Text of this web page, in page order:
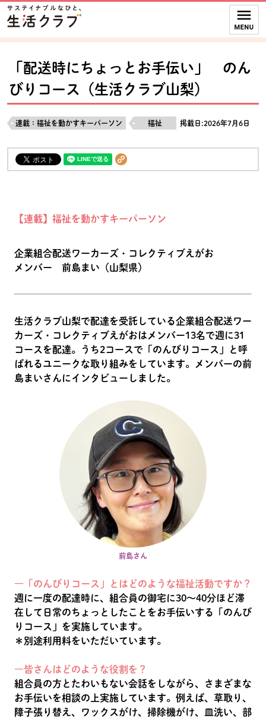
ページの先頭です。
本文へジャンプする。
ここからサイト内共通メニューです。
サイト内共通メニューをスキップする
サイト内共通メニューここまで。
「配送時にちょっとお手伝い」 のん
びりコース（生活クラブ山梨）
連載：福祉を動かすキーパーソン 福祉 掲載日:2026年7月6日
【連載】福祉を動かすキーパーソン
企業組合配送ワーカーズ・コレクティブえがお
メンバー 前島まい（山梨県）
生活クラブ山梨で配達を受託している企業組合配送ワー
カーズ・コレクティブえがおはメンバー13名で週に31
コースを配達。うち2コースで「のんびりコース」と呼
ばれるユニークな取り組みをしています。メンバーの前
島まいさんにインタビューしました。
前島さん
―「のんびりコース」とはどのような福祉活動ですか？
週に一度の配達時に、組合員の御宅に30〜40分ほど滞
在して日常のちょっとしたことをお手伝いする「のんび
りコース」を実施しています。
＊別途利用料をいただいています。
―皆さんはどのような役割を？
組合員の方とたわいもない会話をしながら、さまざまな
お手伝いを相談の上実施しています。例えば、草取り、
障子張り替え、ワックスがけ、掃除機がけ、皿洗い、部